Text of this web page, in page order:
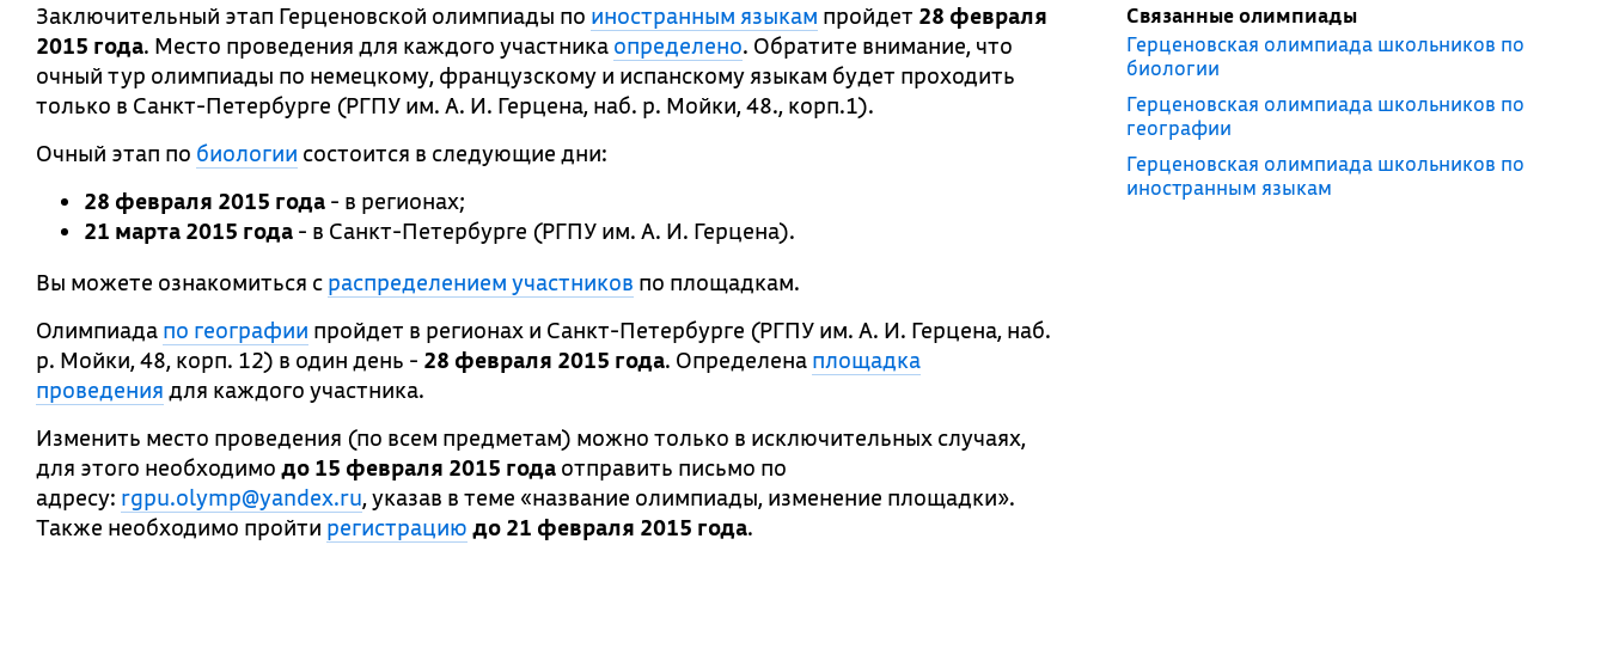
Заключительный этап Герценовской олимпиады по иностранным языкам пройдет 28 февраля
2015 года. Место проведения для каждого участника определено. Обратите внимание, что
очный тур олимпиады по немецкому, французскому и испанскому языкам будет проходить
только в Санкт-Петербурге (РГПУ им. А. И. Герцена, наб. р. Мойки, 48., корп.1).
Очный этап по биологии состоится в следующие дни:
28 февраля 2015 года - в регионах;
21 марта 2015 года - в Санкт-Петербурге (РГПУ им. А. И. Герцена).
Вы можете ознакомиться с распределением участников по площадкам.
Олимпиада по географии пройдет в регионах и Санкт-Петербурге (РГПУ им. А. И. Герцена, наб.
р. Мойки, 48, корп. 12) в один день - 28 февраля 2015 года. Определена площадка
проведения для каждого участника.
Изменить место проведения (по всем предметам) можно только в исключительных случаях,
для этого необходимо до 15 февраля 2015 года отправить письмо по
адресу: rgpu.olymp@yandex.ru, указав в теме «название олимпиады, изменение площадки».
Также необходимо пройти регистрацию до 21 февраля 2015 года.
Связанные олимпиады
Герценовская олимпиада школьников по
биологии
Герценовская олимпиада школьников по
географии
Герценовская олимпиада школьников по
иностранным языкам